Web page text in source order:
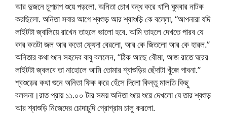
আর দুজনে চুপচাপ শুয়ে পড়লো. অনিতা চোখ বন্ধ করে খালি ঘুমবার নাটক
করছিলো. অনিতা সবার আগে শ্বশুড় আর শ্বাশুড়ি কে বল্লো, “আপনারা যদি
লাইটটা জ্বালিয়ে রাখেন তাহলে ভালো হবে. আমি তাহলে দেখতে পারব যে
কার কতটা জল আর কতো ফ্যেদা বেরলো, আর কে জিতলো আর কে হারল.”
অনিতার কথা শুনে সহদেব বাবু বললেন, “ঠিক আছে বৌমা, আজ রাতে ঘরের
লাইটটা জ্বলবে তা নাহোলে আমি তোমার শ্বাশুড়ির ছেঁদাটা খুঁজে পাবনা.”
শ্বশুড়ের কথা শুনে অনিতা ফিক করে হেঁসে দিলো কিন্তু মালতি কিছু
বললনা।রাত প্রায় ১১.০০ টার সময় অনিতা শুয়ে শুয়ে দেখলো যে তার শ্বশুড়
আর শ্বাশুড়ি নিজেদের চোদাচুদি প্রোগ্রাম চালু করলো.